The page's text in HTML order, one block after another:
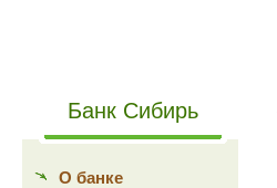
Банк Сибирь
О банке